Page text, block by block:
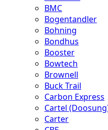
BMC
Bogentandler
Bohning
Bondhus
Booster
Bowtech
Brownell
Buck Trail
Carbon Express
Cartel
Carter